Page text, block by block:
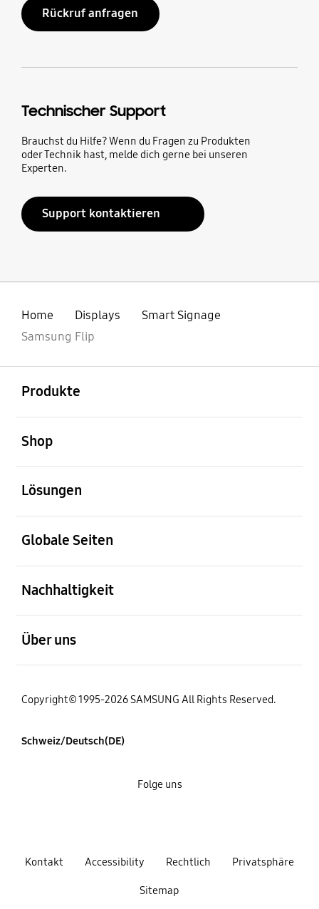
Rückruf anfragen
Technischer Support
Brauchst du Hilfe? Wenn du Fragen zu Produkten
oder Technik hast, melde dich gerne bei unseren
Experten.
Support kontaktieren
Home Displays
Smart Signage
Samsung Flip
Produkte
Shop
Lösungen
Globale Seiten
Nachhaltigkeit
Über uns
Copyright© 1995-2026 SAMSUNG All Rights Reserved.
Schweiz/Deutsch(DE)
Kontakt Accessibility Rechtlich Privatsphäre
Sitemap
Folge uns